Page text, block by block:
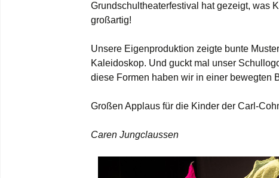
Grundschultheaterfestival hat gezeigt, was
großartig!
Unsere Eigenproduktion zeigte bunte
Kaleidoskop. Und guckt mal unser
diese Formen haben wir in einer bewegten
Großen Applaus für die Kinder der Carl-
Caren Jungclaussen